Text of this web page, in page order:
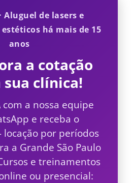
Aluguel de lasers e
há mais de 15
anos
a cotação
sua clínica!
com a nossa equipe
e receba o
por períodos
a Grande São Paulo
e treinamentos
ou presencial: